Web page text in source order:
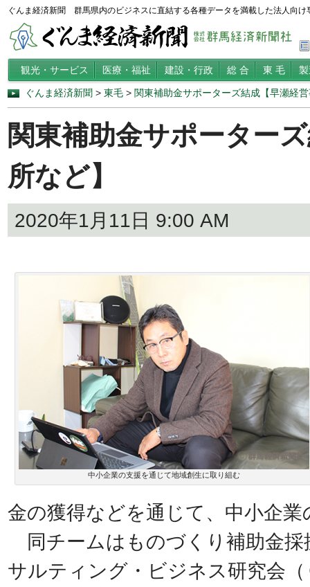
ぐんま経済新聞 群馬県内のビジネスに直結する各種データを満載した法人向け
観光・サービス 医療・福祉 建設・行政 総 合 東 毛
ぐんま経済新聞 > 東毛 > 関東補助金サポーターズ結成【早瀬経
関東補助金サポーター
所など】
2020年1月11日 9:00 AM
中小企業の支援を通じて地域創生に取り組む
金の獲得などを通じて、中小企
同チームはものづくり補助金採
サルティング・ビジネス研究会